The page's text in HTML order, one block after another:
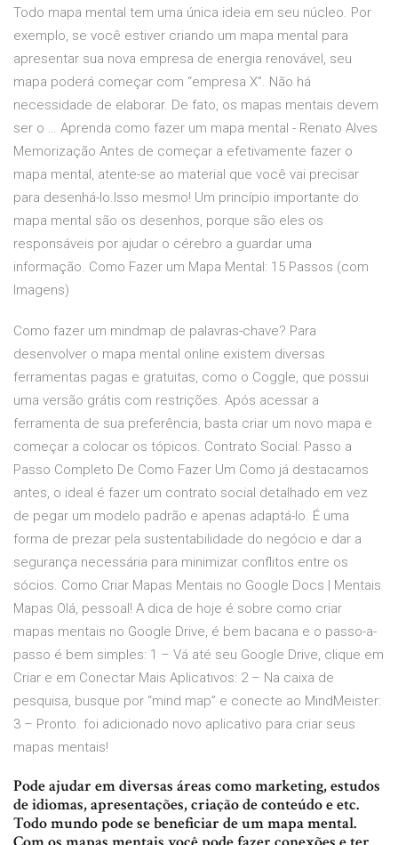
Todo mapa mental tem uma única ideia em seu núcleo. Por
exemplo, se você estiver criando um mapa mental para
apresentar sua nova empresa de energia renovável, seu
mapa poderá começar com “empresa X”. Não há
necessidade de elaborar. De fato, os mapas mentais devem
ser o … Aprenda como fazer um mapa mental - Renato Alves
Memorização Antes de começar a efetivamente fazer o
mapa mental, atente-se ao material que você vai precisar
para desenhá-lo.Isso mesmo! Um princípio importante do
mapa mental são os desenhos, porque são eles os
responsáveis por ajudar o cérebro a guardar uma
informação. Como Fazer um Mapa Mental: 15 Passos (com
Imagens)
Como fazer um mindmap de palavras-chave? Para
desenvolver o mapa mental online existem diversas
ferramentas pagas e gratuitas, como o Coggle, que possui
uma versão grátis com restrições. Após acessar a
ferramenta de sua preferência, basta criar um novo mapa e
começar a colocar os tópicos. Contrato Social: Passo a
Passo Completo De Como Fazer Um Como já destacamos
antes, o ideal é fazer um contrato social detalhado em vez
de pegar um modelo padrão e apenas adaptá-lo. É uma
forma de prezar pela sustentabilidade do negócio e dar a
segurança necessária para minimizar conflitos entre os
sócios. Como Criar Mapas Mentais no Google Docs | Mentais
Mapas Olá, pessoal! A dica de hoje é sobre como criar
mapas mentais no Google Drive, é bem bacana e o passo-a-
passo é bem simples: 1 – Vá até seu Google Drive, clique em
Criar e em Conectar Mais Aplicativos: 2 – Na caixa de
pesquisa, busque por “mind map” e conecte ao MindMeister:
3 – Pronto. foi adicionado novo aplicativo para criar seus
mapas mentais!
Pode ajudar em diversas áreas como marketing, estudos
de idiomas, apresentações, criação de conteúdo e etc.
Todo mundo pode se beneficiar de um mapa mental.